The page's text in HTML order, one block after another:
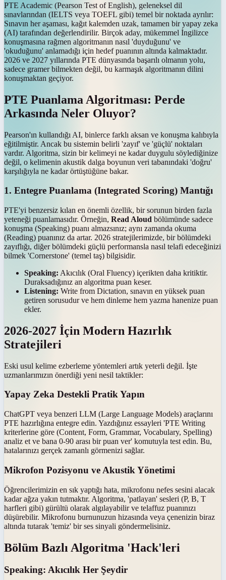
PTE Academic (Pearson Test of English), geleneksel dil
sınavlarından (IELTS veya TOEFL gibi) temel bir noktada ayrılır:
Sınavın her aşaması, kağıt kalemden uzak, tamamen bir yapay zeka
(AI) tarafından değerlendirilir. Birçok aday, mükemmel İngilizce
konuşmasına rağmen algoritmanın nasıl 'duyduğunu' ve
'okuduğunu' anlamadığı için hedef puanının altında kalmaktadır.
2026 ve 2027 yıllarında PTE dünyasında başarılı olmanın yolu,
sadece gramer bilmekten değil, bu karmaşık algoritmanın dilini
konuşmaktan geçiyor.
PTE Puanlama Algoritması: Perde
Arkasında Neler Oluyor?
Pearson'ın kullandığı AI, binlerce farklı aksan ve konuşma kalıbıyla
eğitilmiştir. Ancak bu sistemin belirli 'zayıf' ve 'güçlü' noktaları
vardır. Algoritma, sizin bir kelimeyi ne kadar duygulu söylediğinize
değil, o kelimenin akustik dalga boyunun veri tabanındaki 'doğru'
karşılığıyla ne kadar örtüştüğüne bakar.
1. Entegre Puanlama (Integrated Scoring) Mantığı
PTE'yi benzersiz kılan en önemli özellik, bir sorunun birden fazla
yeteneği puanlamasıdır. Örneğin, Read Aloud bölümünde sadece
konuşma (Speaking) puanı almazsınız; aynı zamanda okuma
(Reading) puanınız da artar. 2026 stratejilerimizde, bir bölümdeki
zayıflığı, diğer bölümdeki güçlü performansla nasıl telafi edeceğinizi
bilmek 'Cornerstone' (temel taş) bilgisidir.
Speaking: Akıcılık (Oral Fluency) içerikten daha kritiktir.
Duraksadığınız an algoritma puan keser.
Listening: Write from Dictation, sınavın en yüksek puan
getiren sorusudur ve hem dinleme hem yazma hanenize puan
ekler.
2026-2027 İçin Modern Hazırlık
Stratejileri
Eski usul kelime ezberleme yöntemleri artık yeterli değil. İşte
uzmanlarımızın önerdiği yeni nesil taktikler:
Yapay Zeka Destekli Pratik Yapın
ChatGPT veya benzeri LLM (Large Language Models) araçlarını
PTE hazırlığına entegre edin. Yazdığınız essayleri 'PTE Writing
kriterlerine göre (Content, Form, Grammar, Vocabulary, Spelling)
analiz et ve bana 0-90 arası bir puan ver' komutuyla test edin. Bu,
hatalarınızı gerçek zamanlı görmenizi sağlar.
Mikrofon Pozisyonu ve Akustik Yönetimi
Öğrencilerimizin en sık yaptığı hata, mikrofonu nefes sesini alacak
kadar ağza yakın tutmaktır. Algoritma, 'patlayan' sesleri (P, B, T
harfleri gibi) gürültü olarak algılayabilir ve telaffuz puanınızı
düşürebilir. Mikrofonu burnunuzun hizasında veya çenenizin biraz
altında tutarak 'temiz' bir ses sinyali göndermelisiniz.
Bölüm Bazlı Algoritma 'Hack'leri
Speaking: Akıcılık Her Şeydir